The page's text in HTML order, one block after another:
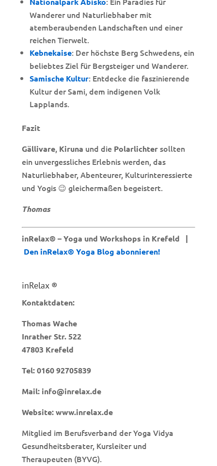
Wanderer und Naturliebhaber mit
atemberaubenden Landschaften und einer
reichen Tierwelt.
Kebnekaise: Der höchste Berg Schwedens, ein
beliebtes Ziel für Bergsteiger und Wanderer.
Samische Kultur: Entdecke die faszinierende
Kultur der Sami, dem indigenen Volk
Lapplands.
Fazit
Gällivare, Kiruna und die Polarlichtersollten
ein unvergessliches Erlebnis werden, das
Naturliebhaber, Abenteurer, Kulturinteressierte
und Yogis 😉 gleichermaßen begeistert.
Thomas
inRelax® – Yoga und Workshops in Krefeld |
Den inRelax® Yoga Blog abonnieren!
inRelax ®
Kontaktdaten:
Thomas Wache
Inrather Str. 522
47803 Krefeld
Tel:0160 92705839
Mail: info@inrelax.de
Website:www.inrelax.de
Mitglied im Berufsverband der Yoga Vidya
Gesundheitsberater, Kursleiter und
Theraupeuten (BYVG).